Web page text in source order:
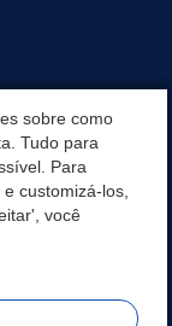
sobre como
Tudo para
Para
customizá-los,
você